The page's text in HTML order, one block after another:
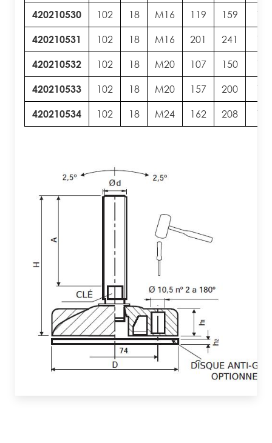
420210530 102 18 M16 119 159 13
420210531 102 18 M16 201 241 13
420210532 102 18 M20 107 150 17
420210533 102 18 M20 157 200 17
420210534 102 18 M24 162 208 19